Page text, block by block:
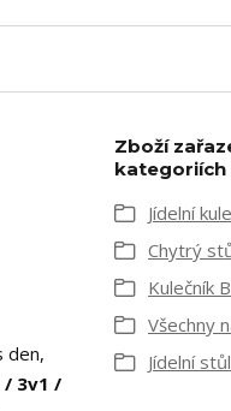
den,
3v1 /
Zboží
kategoriích
Jídelní
Chytrý
Kulečník
Všechny
Jídelní